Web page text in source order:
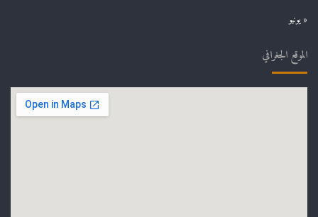
« يونيو
الموقع الجغرافي